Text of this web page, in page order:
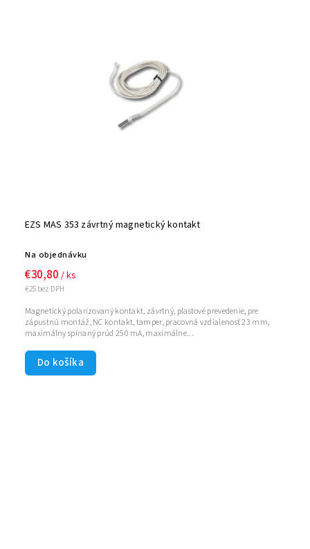
EZS MAS 353 závrtný magnetický kontakt
Na objednávku
€25 bez DPH
€30,80 / ks
Do košíka
Magnetický polarizovaný kontakt, závrtný, plastové prevedenie, pre
zápustnú montáž, NC kontakt, tamper, pracovná vzdialenosť 23 mm,
maximálny spínaný prúd 250 mA, maximálne...